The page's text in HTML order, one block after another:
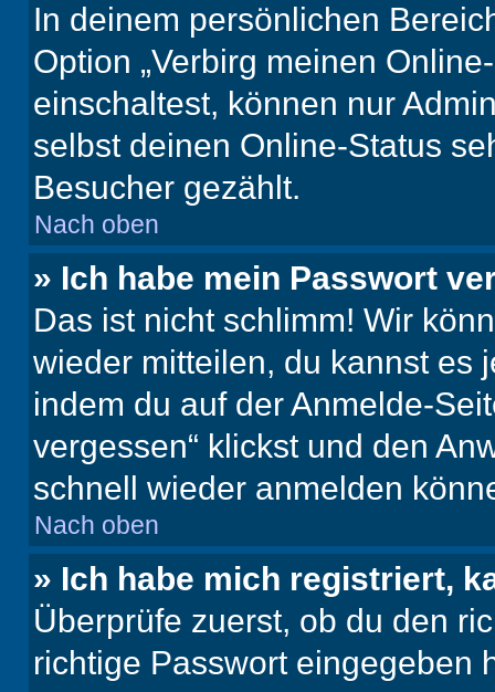
In deinem persönlichen
Option „Verbirg meinen
einschaltest, können nur
selbst deinen Online-Status
Besucher gezählt.
Nach oben
» Ich habe mein Passwort
Das ist nicht schlimm! Wir
wieder mitteilen, du kannst es
indem du auf der Anmelde-
vergessen“ klickst und den
schnell wieder anmelden
Nach oben
» Ich habe mich registriert,
Überprüfe zuerst, ob du den
richtige Passwort eingegeben